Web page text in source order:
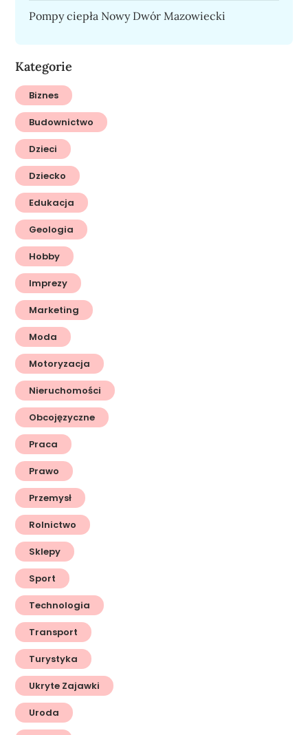
Pompy ciepła Nowy Dwór Mazowiecki
Kategorie
Biznes
Budownictwo
Dzieci
Dziecko
Edukacja
Geologia
Hobby
Imprezy
Marketing
Moda
Motoryzacja
Nieruchomości
Obcojęzyczne
Praca
Prawo
Przemysł
Rolnictwo
Sklepy
Sport
Technologia
Transport
Turystyka
Ukryte Zajawki
Uroda